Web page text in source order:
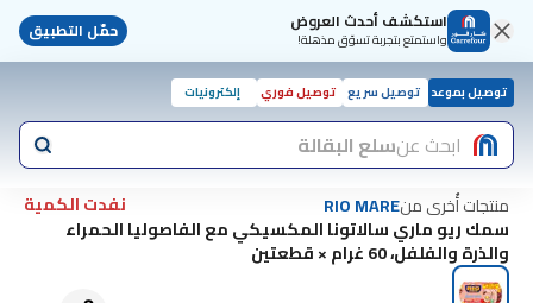
استكشف أحدث العروض
واستمتع بتجربة تسوّق مذهلة! حمّل التطبيق
توصيل بموعد توصيل سريع توصيل فوري إلكترونيات
ابحث عنسلع البقالة
منتجات أُخرى منRIO MARE
نفدت الكمية
سمك ريو ماري سالاتونا المكسيكي مع الفاصوليا الحمراء
والذرة والفلفل، 60 غرام × قطعتين